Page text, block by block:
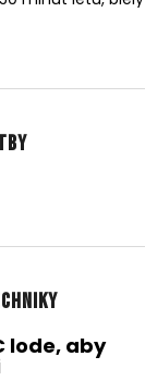
z 5 hviezdičiek.
lode, aby